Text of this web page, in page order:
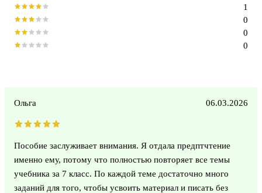
0
0
0
1
Ольга 06.03.2026
Пособие заслуживает внимания. Я отдала предптчтение
именно ему, потому что полностью повторяет все темы
учебника за 7 класс. По каждой теме достаточно много
заданий для того, чтобы усвоить материал и писать без